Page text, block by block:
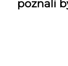
poznali